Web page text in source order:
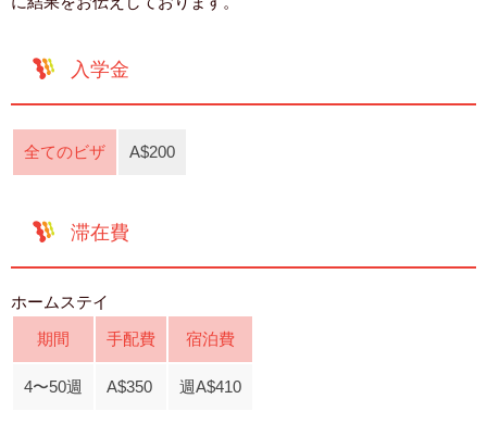
入学金
全てのビザ A$200
滞在費
ホームステイ
期間
手配費 宿泊費
4〜50週 A$350 週A$410